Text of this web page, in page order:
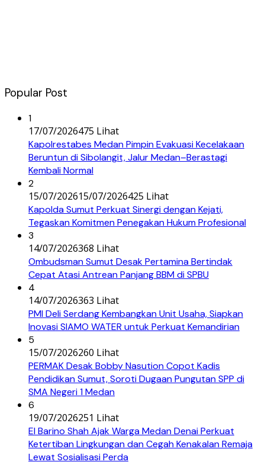
Popular Post
1
17/07/2026475 Lihat
Kapolrestabes Medan Pimpin Evakuasi Kecelakaan
Beruntun di Sibolangit, Jalur Medan–Berastagi
Kembali Normal
2
15/07/202615/07/2026425 Lihat
Kapolda Sumut Perkuat Sinergi dengan Kejati,
Tegaskan Komitmen Penegakan Hukum Profesional
3
14/07/2026368 Lihat
Ombudsman Sumut Desak Pertamina Bertindak
Cepat Atasi Antrean Panjang BBM di SPBU
4
14/07/2026363 Lihat
PMI Deli Serdang Kembangkan Unit Usaha, Siapkan
Inovasi SIAMO WATER untuk Perkuat Kemandirian
5
15/07/2026260 Lihat
PERMAK Desak Bobby Nasution Copot Kadis
Pendidikan Sumut, Soroti Dugaan Pungutan SPP di
SMA Negeri 1 Medan
6
19/07/2026251 Lihat
El Barino Shah Ajak Warga Medan Denai Perkuat
Ketertiban Lingkungan dan Cegah Kenakalan Remaja
Lewat Sosialisasi Perda